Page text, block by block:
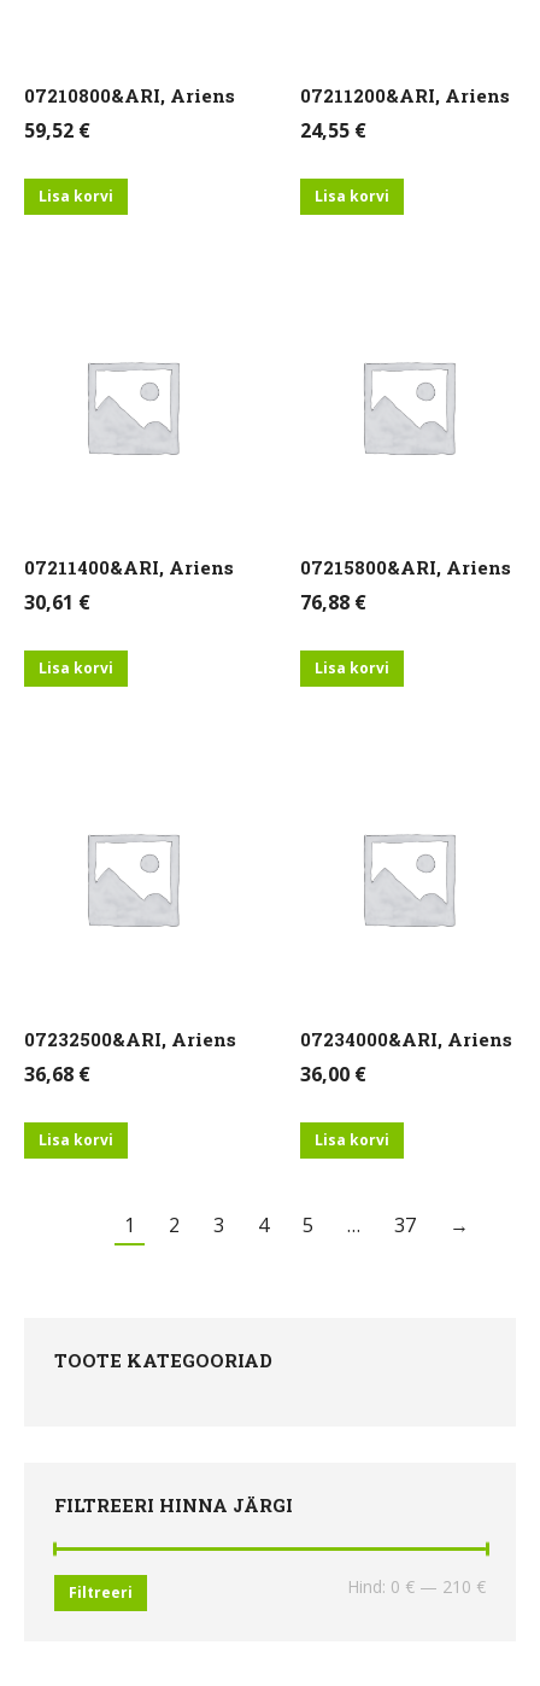
07210800&ARI, Ariens
59,52 €
Lisa korvi
07211200&ARI, Ariens
24,55 €
Lisa korvi
07211400&ARI, Ariens
30,61 €
Lisa korvi
07215800&ARI, Ariens
76,88 €
Lisa korvi
07232500&ARI, Ariens
36,68 €
Lisa korvi
07234000&ARI, Ariens
36,00 €
Lisa korvi
1 2 3 4 5 … 37 →
TOOTE KATEGOORIAD
FILTREERI HINNA JÄRGI
Filtreeri Hind: 0 € — 210 €